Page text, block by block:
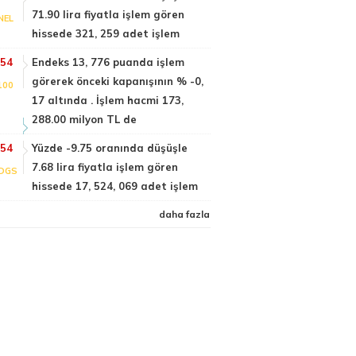
71.90 lira fiyatla işlem gören
hissede 321, 259 adet işlem
Endeks 13, 776 puanda işlem
görerek önceki kapanışının % -0,
17 altında . İşlem hacmi 173,
288.00 milyon TL de
Yüzde -9.75 oranında düşüşle
7.68 lira fiyatla işlem gören
hissede 17, 524, 069 adet işlem
daha fazla